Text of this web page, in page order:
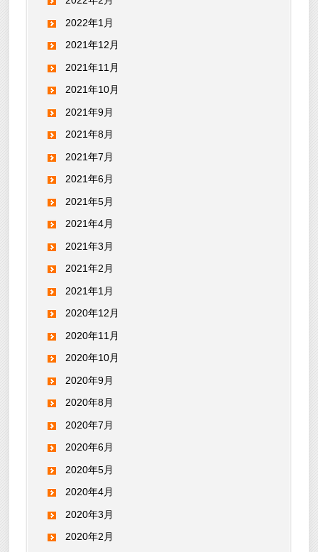
2022年1月
2021年12月
2021年11月
2021年10月
2021年9月
2021年8月
2021年7月
2021年6月
2021年5月
2021年4月
2021年3月
2021年2月
2021年1月
2020年12月
2020年11月
2020年10月
2020年9月
2020年8月
2020年7月
2020年6月
2020年5月
2020年4月
2020年3月
2020年2月